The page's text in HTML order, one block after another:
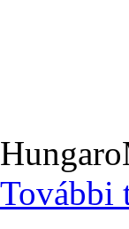
További